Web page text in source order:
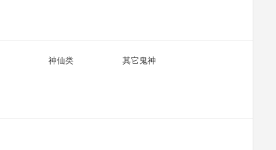
神仙类
其它鬼神